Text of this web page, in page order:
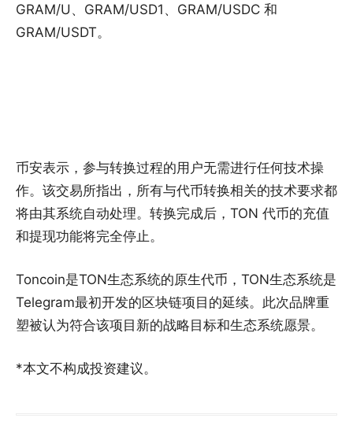
GRAM/U、GRAM/USD1、GRAM/USDC 和
GRAM/USDT。
币安表示，参与转换过程的用户无需进行任何技术操
作。该交易所指出，所有与代币转换相关的技术要求都
将由其系统自动处理。转换完成后，TON 代币的充值
和提现功能将完全停止。
Toncoin是TON生态系统的原生代币，TON生态系统是
Telegram最初开发的区块链项目的延续。此次品牌重
塑被认为符合该项目新的战略目标和生态系统愿景。
*本文不构成投资建议。